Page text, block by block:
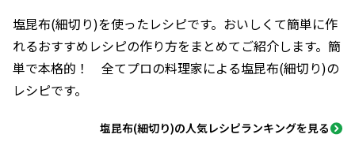
塩昆布(細切り)を使ったレシピです。おいしくて簡単に作
れるおすすめレシピの作り方をまとめてご紹介します。簡
単で本格的！ 全てプロの料理家による塩昆布(細切り)の
レシピです。
塩昆布(細切り)の人気レシピランキングを見る